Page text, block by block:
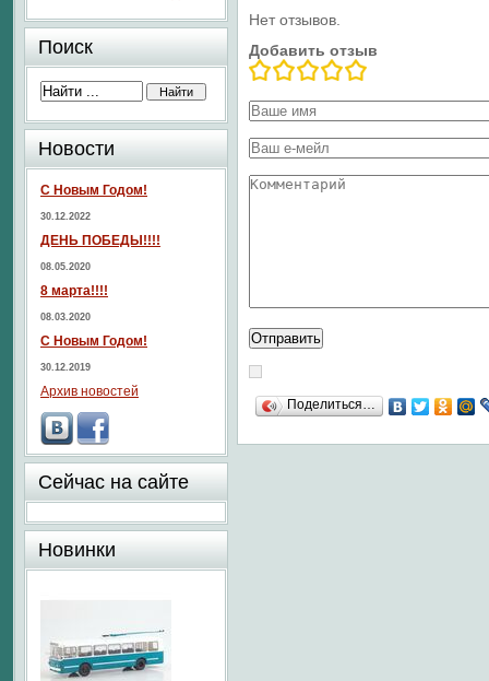
Нет отзывов.
Добавить отзыв
Поделиться…
Поиск
Новости
С Новым Годом!
30.12.2022
ДЕНЬ ПОБЕДЫ!!!!
08.05.2020
8 марта!!!!
08.03.2020
С Новым Годом!
30.12.2019
Архив новостей
Сейчас на сайте
Новинки